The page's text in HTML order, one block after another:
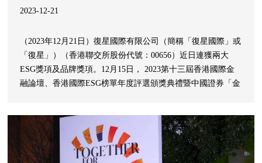
2023-12-21
（2023年12月21日）復星國際有限公司（簡稱「復星國際」或
「復星」）（香港聯交所股份代號：00656）近日連獲兩大
ESG獎項及品牌獎項。12月15日， 2023第十三屆香港國際金
融論壇、香港國際ESG榜單年度評選頒獎典禮暨中國證券「金
屆智通財經上市公司年度評選中，復星國際獲授予「最佳ESG
公司獎」及「最佳PR團隊獎」。